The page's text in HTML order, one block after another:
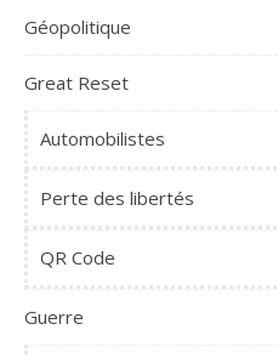
Géopolitique
Great Reset
Automobilistes
Perte des libertés
QR Code
Guerre